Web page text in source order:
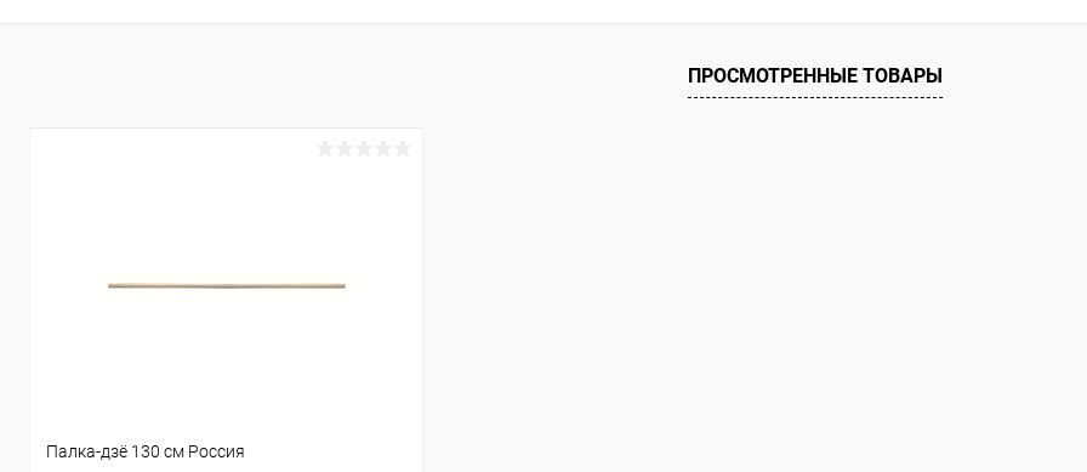
Купить в 1 клик Сравнение Купить в 1 клик Сравнение
ПРОСМОТРЕННЫЕ ТОВАРЫ
Палка-дзё 130 см Россия